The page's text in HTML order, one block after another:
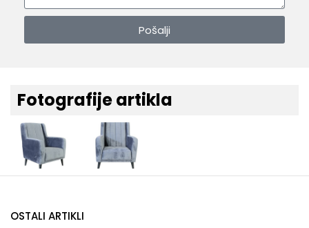
Pošalji
Fotografije artikla
OSTALI ARTIKLI